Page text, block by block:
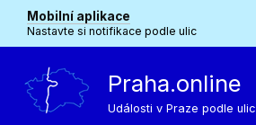
Mobilní aplikace
Nastavte si notifikace podle ulic
Praha.online
Události v Praze podle ulic